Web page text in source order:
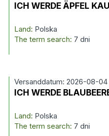
ICH WERDE ÄPFEL
Land: Polska
The term search: 7 dni
Versanddatum: 2026-08-04
ICH WERDE
Land: Polska
The term search: 7 dni